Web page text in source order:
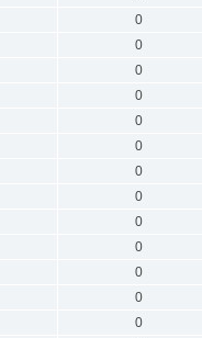
0
0
0
0
0
0
0
0
0
0
0
0
0